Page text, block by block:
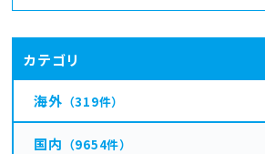
カテゴリ
海外 （319件）
国内 （9654件）